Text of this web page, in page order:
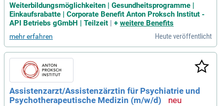
Weiterbildungsmöglichkeiten | Gesundheitsprogramme |
Einkaufsrabatte | Corporate Benefit Anton Proksch Institut -
API Betriebs gGmbH | Teilzeit
+ weitere Benefits
mehr erfahren Heute veröffentlicht
Assistenzarzt/Assistenzärztin für Psychiatrie und
Psychotherapeutische Medizin (m/w/d)